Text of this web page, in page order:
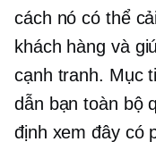
cách nó có thể
khách hàng và
cạnh tranh. Mục
dẫn bạn toàn bộ
định xem đây có